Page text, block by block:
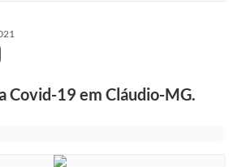
Covid-19 em Cláudio-MG.